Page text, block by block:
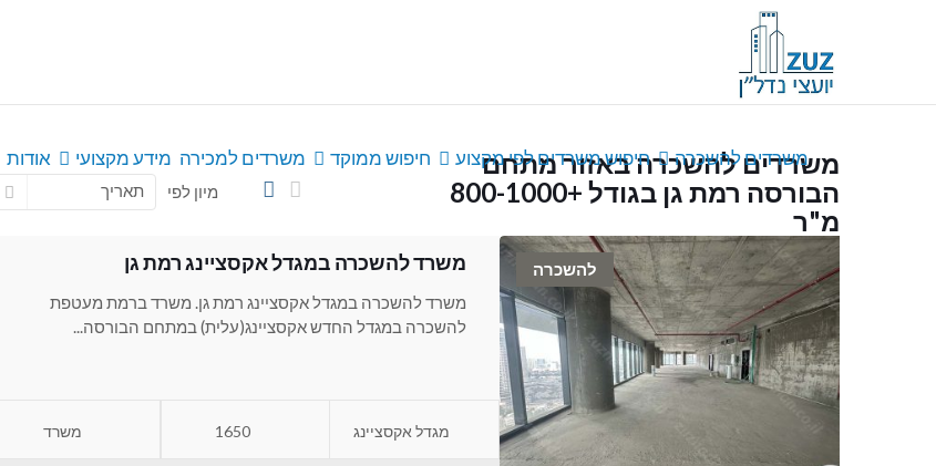
משרדים להשכרה חיפוש משרדים לפי מקצוע חיפוש ממוקד משרדים למכירה מידע מקצועי אודות
משרדים להשכרה באזור מתחם
הבורסה רמת גן בגודל +800-1000
מ"ר
מיון לפי תאריך
להשכרה משרד להשכרה במגדל אקסציינג רמת גן
משרד להשכרה במגדל אקסציינג רמת גן. משרד ברמת מעטפת
להשכרה במגדל החדש אקסציינג(עלית) במתחם הבורסה...
מגדל אקסציינג 1650 משרד